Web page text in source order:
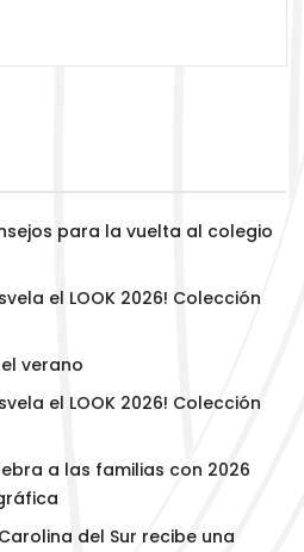
para la vuelta al colegio
el LOOK 2026! Colección
verano
el LOOK 2026! Colección
a las familias con 2026
del Sur recibe una